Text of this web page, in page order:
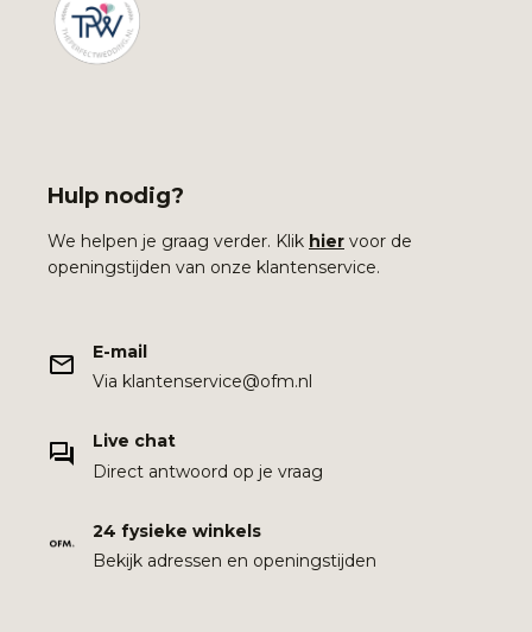
Hulp nodig?
We helpen je graag verder. Klik hier voor de
openingstijden van onze klantenservice.
E-mail
Via klantenservice@ofm.nl
Live chat
Direct antwoord op je vraag
24 fysieke winkels
Bekijk adressen en openingstijden